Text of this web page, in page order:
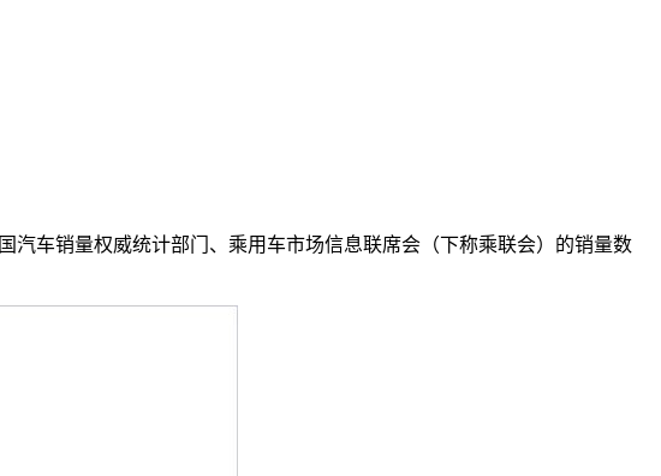
车销量权威统计部门、乘用车市场信息联席会（下称乘联会）的销量数